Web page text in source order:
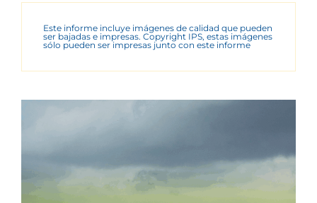
Este informe incluye imágenes de calidad que pueden
ser bajadas e impresas. Copyright IPS, estas imágenes
sólo pueden ser impresas junto con este informe